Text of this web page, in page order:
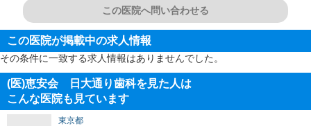
この医院へ問い合わせる
この医院が掲載中の求人情報
その条件に一致する求人情報はありませんでした。
(医)恵安会 日大通り歯科を見た人は
こんな医院も見ています
東京都